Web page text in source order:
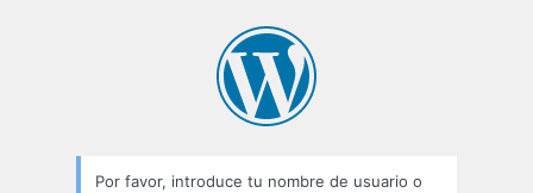
Por favor, introduce tu nombre de usuario o